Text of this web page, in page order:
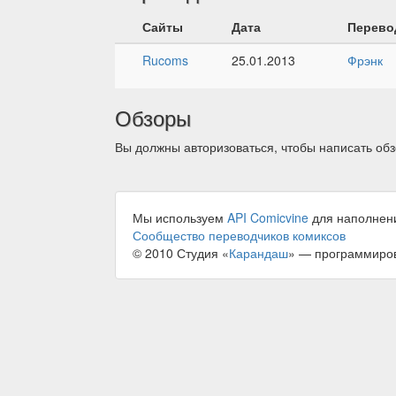
Сайты Дата
Rucoms
25.01.2013 Фрэнк
Обзоры
Вы должны авторизоваться, чтобы написать
Мы используем API Comicvine для
Сообщество переводчиков комиксов
© 2010 Студия «Карандаш» —